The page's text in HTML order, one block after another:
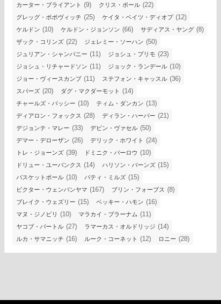
カーター・ブライアント (9) クリス・ポール (22)
グレッグ・ポポヴィッチ (25) ケイタ・ベイツ・ディオプ(12)
ケルドン (10) ケルドン・ジョンソン (66) サディアス・ヤング (8)
ザック・コリンズ (22) ジェレミー・ソーハン (50)
ジュリアン・シャンパニー (11) ジョシュ・プリモ (23)
ジョシュ・リチャードソン (11) ジョック・ランデール (10)
ジョー・ヴィースカンプ(11) ステフォン・キャッスル (36)
スパーズ (20) ダグ・マクダーモット (14)
チャールズ・バッシー (10) ティム・ダンカン (13)
ディアロン・フォックス (28) ディラン・ハーパー (21)
デジョンテ・マレー (33) デビン・ヴァセル (50)
デマー・デローザン (26) デリック・ホワイト (24)
トレ・ジョーンズ (39) ドミニク・バーロウ (10)
ドリュー・ユーバンクス (14) ハリソン・バーンズ (15)
バスケットボール (10) パティ・ミルズ (15)
ビクター・ウェンバンヤマ (167) ブリン・フォーブス (8)
ブレイク・ウェズリー (15) ベッキー・ハモン (16)
マヌ・ジノビリ (10) マラカイ・ブラーナム (11)
ヤコブ・パートル (27) ラマーカス・オルドリッジ (14)
ルカ・サマニッチ (16) ルーク・コーネット (12) ロニー (28)